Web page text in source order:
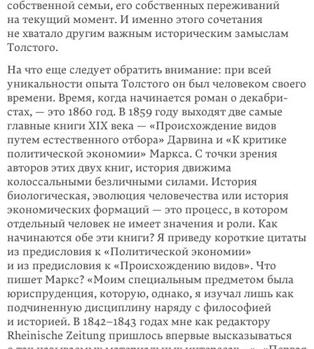
собственной семьи, его собственных переживаний
на текущий момент. И именно этого сочетания
не хватало другим важным историческим замыслам
Толстого.
На что еще следует обратить внимание: при всей
уникальности опыта Толстого он был человеком своего
времени. Время, когда начинается роман о декабри­
стах, — это 1860 год. В 1859 году выходят две самые
главные книги XIX века — «Происхождение видов
путем естественного отбора» Дарвина и «К критике
по­ли­тической экономии» Маркса. С точки зрения
авторов этих двух книг, исто­рия движима
колоссальными безличными силами. История
биологическая, эволюция человечества или история
экономических формаций — это процесс, в котором
отдельный человек не имеет значения и роли. Как
начинаются обе эти книги? Я приведу короткие цитаты
из предисловия к «Политической эко­номии»
и из предисловия к «Происхождению видов». Что
пишет Маркс? «Моим специальным предметом была
юриспруденция, которую, однако, я изу­чал лишь как
подчиненную дисциплину наряду с философией
и историей. В 1842–1843 годах мне как редактору
Rheinische Zeitung пришлось впервые высказываться